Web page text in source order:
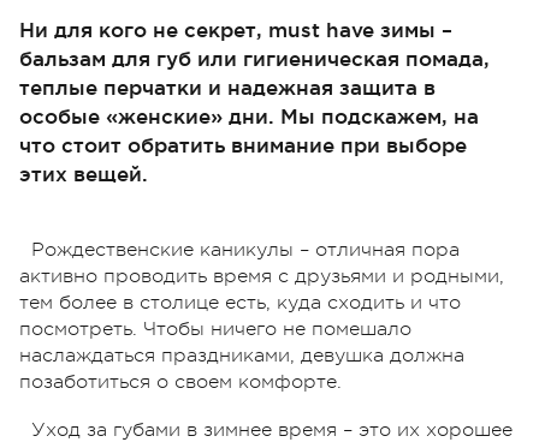
Ни для кого не секрет, must have зимы –
бальзам для губ или гигиеническая помада,
теплые перчатки и надежная защита в
особые «женские» дни. Мы подскажем, на
что стоит обратить внимание при выборе
этих вещей.
Рождественские каникулы – отличная пора
активно проводить время с друзьями и родными,
тем более в столице есть, куда сходить и что
посмотреть. Чтобы ничего не помешало
наслаждаться праздниками, девушка должна
позаботиться о своем комфорте.
Уход за губами в зимнее время – это их хорошее